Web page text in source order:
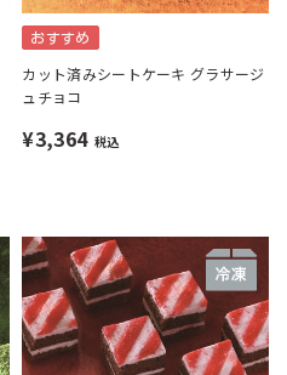
おすすめ
カット済みシートケーキ グラサージ
ュチョコ
¥3,364 税込